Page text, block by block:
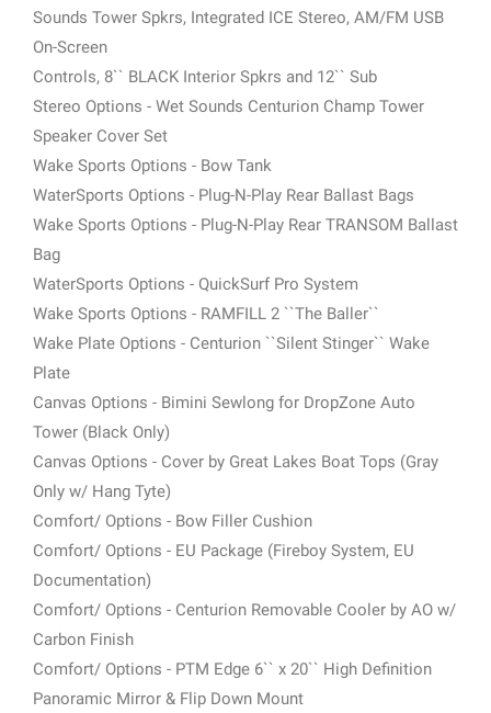
Sounds Tower Spkrs, Integrated ICE Stereo, AM/FM USB
On-Screen
Controls, 8`` BLACK Interior Spkrs and 12`` Sub
Stereo Options - Wet Sounds Centurion Champ Tower
Speaker Cover Set
Wake Sports Options - Bow Tank
WaterSports Options - Plug-N-Play Rear Ballast Bags
Wake Sports Options - Plug-N-Play Rear TRANSOM Ballast
Bag
WaterSports Options - QuickSurf Pro System
Wake Sports Options - RAMFILL 2 ``The Baller``
Wake Plate Options - Centurion ``Silent Stinger`` Wake
Plate
Canvas Options - Bimini Sewlong for DropZone Auto
Tower (Black Only)
Canvas Options - Cover by Great Lakes Boat Tops (Gray
Only w/ Hang Tyte)
Comfort/ Options - Bow Filler Cushion
Comfort/ Options - EU Package (Fireboy System, EU
Documentation)
Comfort/ Options - Centurion Removable Cooler by AO w/
Carbon Finish
Comfort/ Options - PTM Edge 6`` x 20`` High Definition
Panoramic Mirror & Flip Down Mount